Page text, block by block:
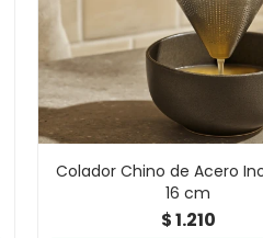
Colador Chino de Acero
16 cm
$1.210